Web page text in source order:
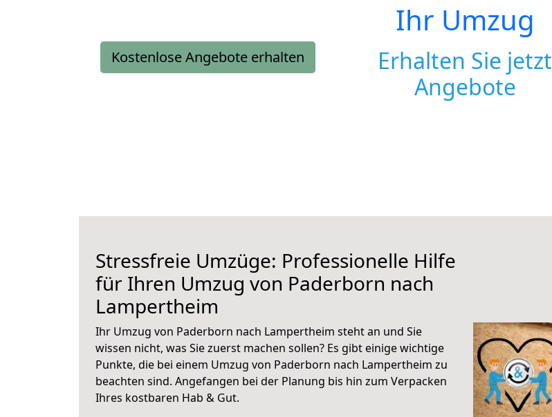
Kostenlose Angebote erhalten
Ihr Umzug
Erhalten Sie jetzt
Angebote
Stressfreie Umzüge: Professionelle Hilfe
für Ihren Umzug von Paderborn nach
Lampertheim
Ihr Umzug von Paderborn nach Lampertheim steht an und Sie
wissen nicht, was Sie zuerst machen sollen? Es gibt einige wichtige
Punkte, die bei einem Umzug von Paderborn nach Lampertheim zu
beachten sind. Angefangen bei der Planung bis hin zum Verpacken
Ihres kostbaren Hab & Gut.